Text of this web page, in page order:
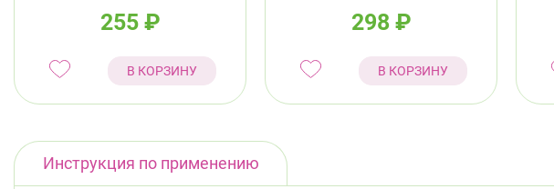
255 ₽
В КОРЗИНУ
298 ₽
В КОРЗИНУ
Инструкция по применению